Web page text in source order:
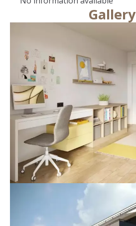
Gallery